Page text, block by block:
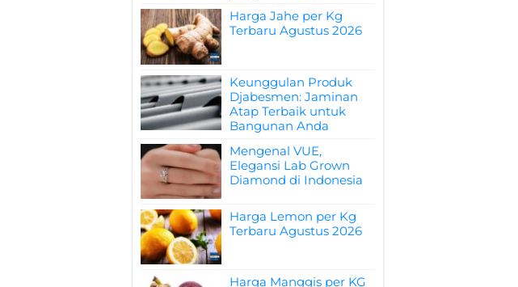
Harga Jahe per Kg
Terbaru Agustus 2026
Keunggulan Produk
Djabesmen: Jaminan
Atap Terbaik untuk
Bangunan Anda
Mengenal VUE,
Elegansi Lab Grown
Diamond di Indonesia
Harga Lemon per Kg
Terbaru Agustus 2026
Harga Manggis per KG